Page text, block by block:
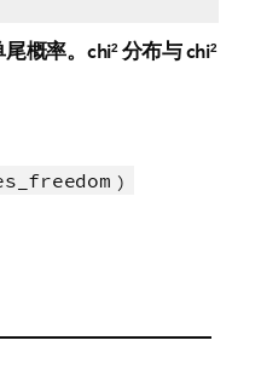
概率。chi2分布与 chi2
)